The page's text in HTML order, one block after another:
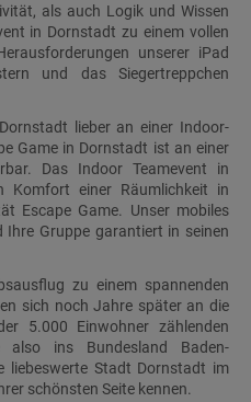
als auch Logik und Wissen
in Dornstadt zu einem vollen
unserer iPad
und das Siegertreppchen
lieber an einer Indoor-
Game in Dornstadt ist an einer
Das Indoor Teamevent in
Komfort einer Räumlichkeit in
Escape Game. Unser mobiles
Gruppe garantiert in seinen
zu einem spannenden
sich noch Jahre später an die
5.000 Einwohner zählenden
also ins Bundesland Baden-
liebeswerte Stadt Dornstadt im
schönsten Seite kennen.